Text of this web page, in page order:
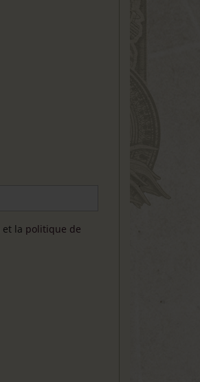
et la politique de